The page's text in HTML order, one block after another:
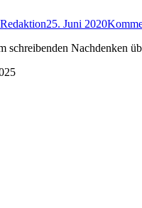
25. Juni 2020
schreibenden Nachdenken